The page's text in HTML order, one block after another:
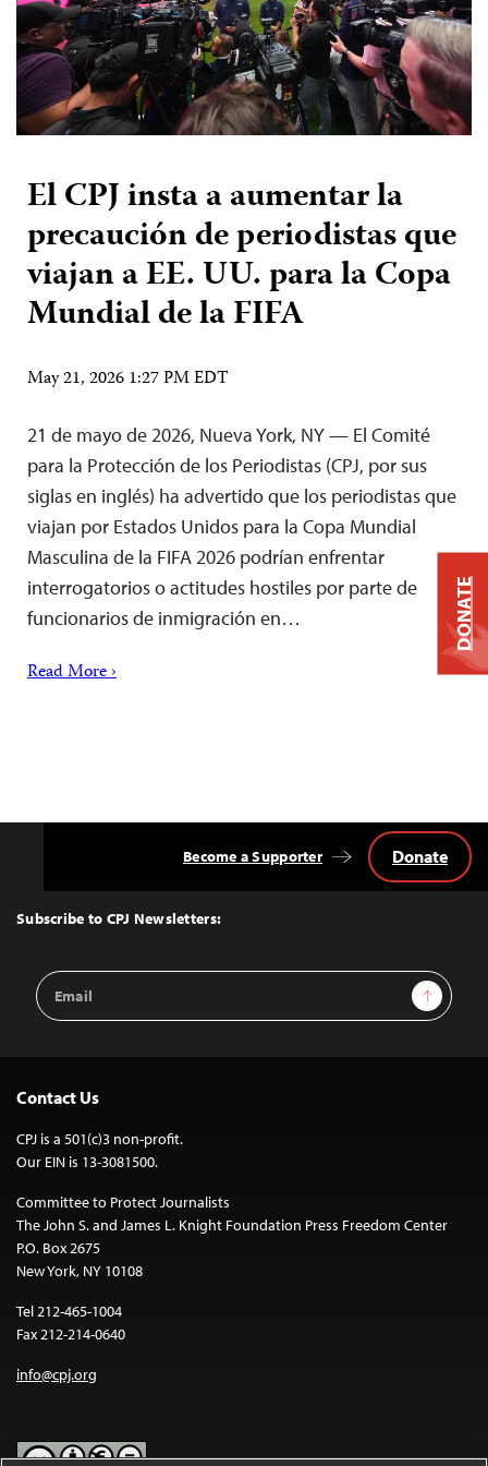
El CPJ insta a aumentar la
precaución de periodistas que
viajan a EE. UU. para la Copa
Mundial de la FIFA
May 21, 2026 1:27 PM EDT
21 de mayo de 2026, Nueva York, NY — El Comité
para la Protección de los Periodistas (CPJ, por sus
siglas en inglés) ha advertido que los periodistas que
viajan por Estados Unidos para la Copa Mundial
Masculina de la FIFA 2026 podrían enfrentar
interrogatorios o actitudes hostiles por parte de
funcionarios de inmigración en…
Read More ›
Top
Subscribe to CPJ Newsletters:
Email
Address
Sign Up
Become a Supporter Donate
Contact Us
CPJ is a 501(c)3 non-profit.
Our EIN is 13-3081500.
Committee to Protect Journalists
The John S. and James L. Knight Foundation Press Freedom Center
P.O. Box 2675
New York, NY 10108
Tel 212-465-1004
Fax 212-214-0640
info@cpj.org
DONATE